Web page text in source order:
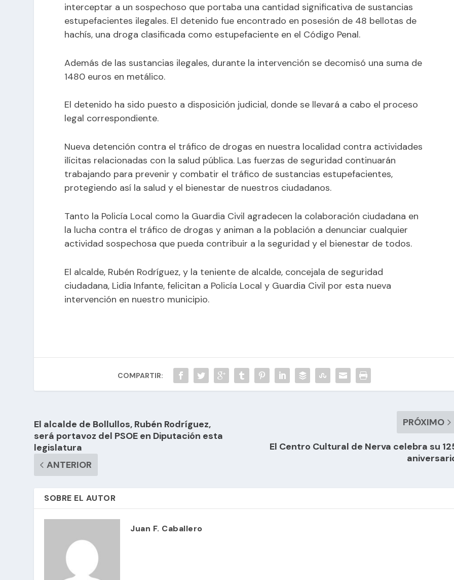
interceptar a un sospechoso que portaba una cantidad significativa de sustancias
estupefacientes ilegales. El detenido fue encontrado en posesión de 48 bellotas de
hachís, una droga clasificada como estupefaciente en el Código Penal.
Además de las sustancias ilegales, durante la intervención se decomisó una suma de
1480 euros en metálico.
El detenido ha sido puesto a disposición judicial, donde se llevará a cabo el proceso
legal correspondiente.
Nueva detención contra el tráfico de drogas en nuestra localidad contra actividades
ilícitas relacionadas con la salud pública. Las fuerzas de seguridad continuarán
trabajando para prevenir y combatir el tráfico de sustancias estupefacientes,
protegiendo así la salud y el bienestar de nuestros ciudadanos.
Tanto la Policía Local como la Guardia Civil agradecen la colaboración ciudadana en
la lucha contra el tráfico de drogas y animan a la población a denunciar cualquier
actividad sospechosa que pueda contribuir a la seguridad y el bienestar de todos.
El alcalde, Rubén Rodríguez, y la teniente de alcalde, concejala de seguridad
ciudadana, Lidia Infante, felicitan a Policía Local y Guardia Civil por esta nueva
intervención en nuestro municipio.
COMPARTIR:
El alcalde de Bollullos, Rubén Rodríguez,
será portavoz del PSOE en Diputación esta
legislatura
ANTERIOR
PRÓXIMO
El Centro Cultural de Nerva celebra su
SOBRE EL AUTOR
Juan F. Caballero